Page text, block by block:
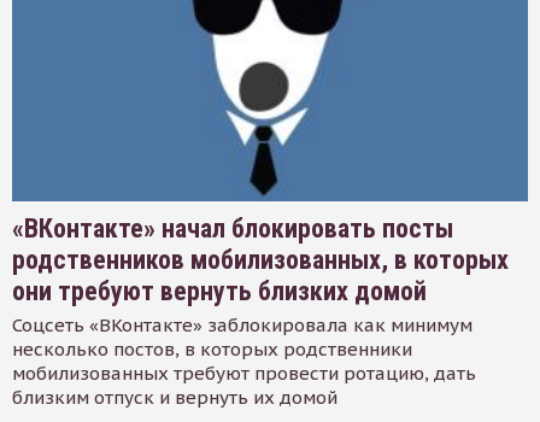
«ВКонтакте» начал блокировать посты
родственников мобилизованных, в которых
они требуют вернуть близких домой
Соцсеть «ВКонтакте» заблокировала как минимум
несколько постов, в которых родственники
мобилизованных требуют провести ротацию, дать
близким отпуск и вернуть их домой